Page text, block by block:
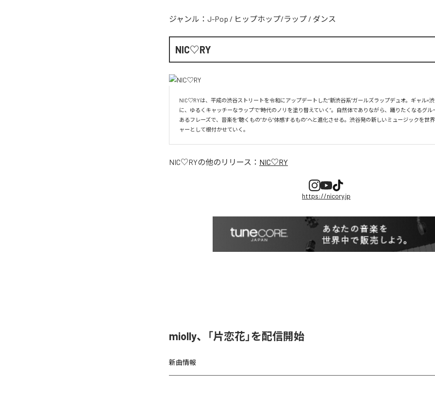
ジャンル： J-Pop / ヒップホップ/ラップ / ダンス
NIC♡RY
NIC♡RYは、平成の渋谷ストリートを令和にアップデートした“新渋谷系”ガールズラップデュオ。ギャル×
に、ゆるくキャッチーなラップで“時代のノリを塗り替えていく”。自然体でありながら、踊りたくなるグル
あるフレーズで、音楽を“聴くもの”から“体感するもの”へと進化させる。渋谷発の新しいミュージックを世
ャーとして根付かせていく。
NIC♡RYの他のリリース： NIC♡RY
https://nicory.jp
miolly、「片恋花」を配信開始
新曲情報